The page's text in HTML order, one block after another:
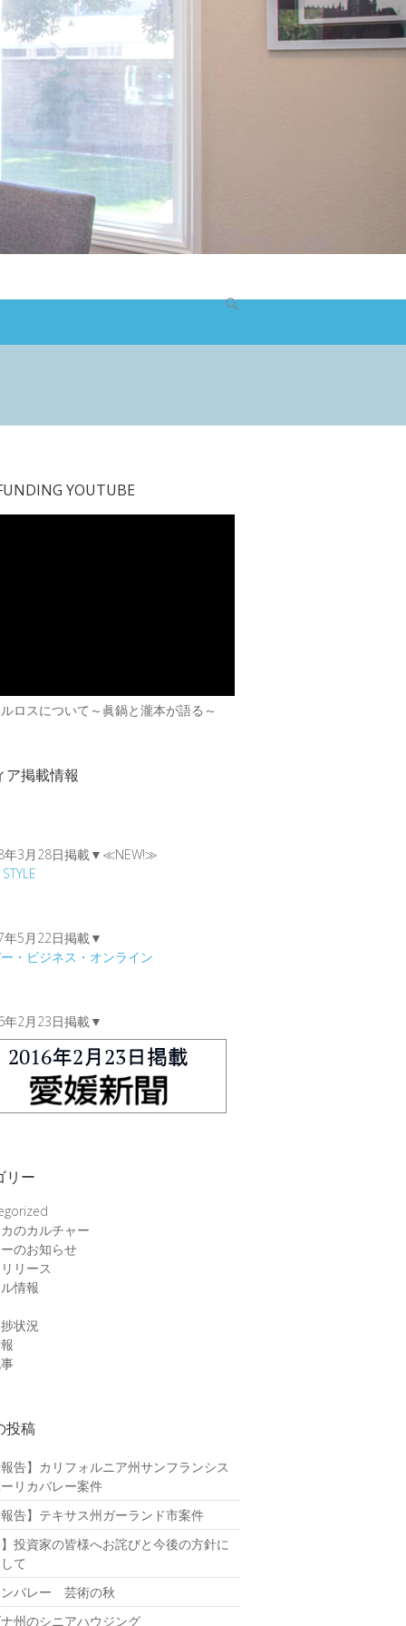
YOUTUBE
ロスについて～眞鍋と瀧本が語る～
ア掲載情報
3月28日掲載▼≪NEW!≫
5月22日掲載▼
・ビジネス・オンライン
2月23日掲載▼
リー
のカルチャー
のお知らせ
リース
情報
状況
投稿
告】カリフォルニア州サンフランシス
リカバレー案件
告】テキサス州ガーランド市案件
投資家の皆様へお詫びと今後の方針に
て
バレー 芸術の秋
州のシニアハウジング